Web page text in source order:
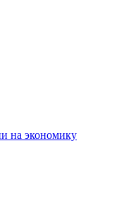
на экономику